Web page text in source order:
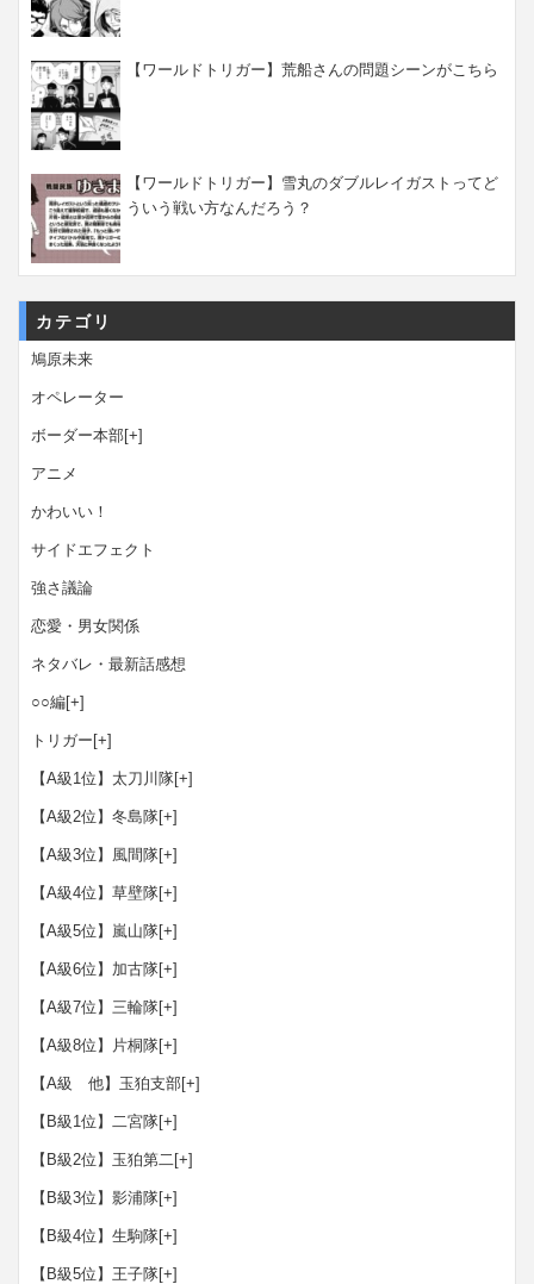
【ワールドトリガー】荒船さんの問題シーンがこちら
【ワールドトリガー】雪丸のダブルレイガストってど
ういう戦い方なんだろう？
カテゴリ
鳩原未来
オペレーター
ボーダー本部[+]
アニメ
かわいい！
サイドエフェクト
強さ議論
恋愛・男女関係
ネタバレ・最新話感想
○○編[+]
トリガー [+]
【A級1位】太刀川隊[+]
【A級2位】冬島隊[+]
【A級3位】風間隊[+]
【A級4位】草壁隊[+]
【A級5位】嵐山隊[+]
【A級6位】加古隊[+]
【A級7位】三輪隊[+]
【A級8位】片桐隊[+]
【A級 他】玉狛支部[+]
【B級1位】二宮隊[+]
【B級2位】玉狛第二[+]
【B級3位】影浦隊[+]
【B級4位】生駒隊[+]
【B級5位】王子隊[+]